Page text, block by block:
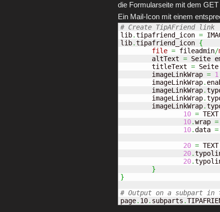
die Formularseite mit dem
Ein Mail-Icon mit einem
lib.tipafriend_icon =
lib.tipafriend_icon {
file = fileadmin/
	altText
= Seite
	titleText
= Seite
	imageLinkWrap
= 1
	imageLinkWrap
.
	imageLinkWrap
.
	imageLinkWrap
.
	imageLinkWrap
.
10 = TEXT
10.wrap =
10.data =
20 = TEXT
20.
20.
}
}
page. 10. subparts .